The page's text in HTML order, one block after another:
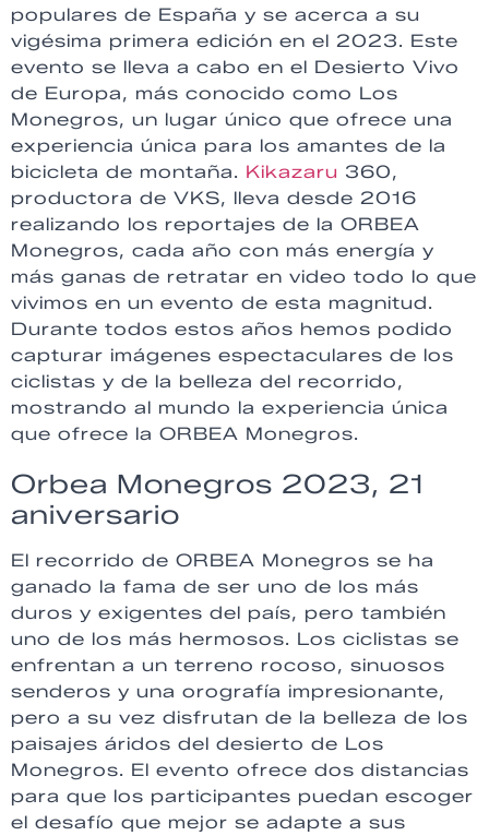
populares de España y se acerca a su
vigésima primera edición en el 2023. Este
evento se lleva a cabo en el Desierto Vivo
de Europa, más conocido como Los
Monegros, un lugar único que ofrece una
experiencia única para los amantes de la
bicicleta de montaña. Kikazaru 360,
productora de VKS, lleva desde 2016
realizando los reportajes de la ORBEA
Monegros, cada año con más energía y
más ganas de retratar en video todo lo que
vivimos en un evento de esta magnitud.
Durante todos estos años hemos podido
capturar imágenes espectaculares de los
ciclistas y de la belleza del recorrido,
mostrando al mundo la experiencia única
que ofrece la ORBEA Monegros.
Orbea Monegros 2023, 21
aniversario
El recorrido de ORBEA Monegros se ha
ganado la fama de ser uno de los más
duros y exigentes del país, pero también
uno de los más hermosos. Los ciclistas se
enfrentan a un terreno rocoso, sinuosos
senderos y una orografía impresionante,
pero a su vez disfrutan de la belleza de los
paisajes áridos del desierto de Los
Monegros. El evento ofrece dos distancias
para que los participantes puedan escoger
el desafío que mejor se adapte a sus